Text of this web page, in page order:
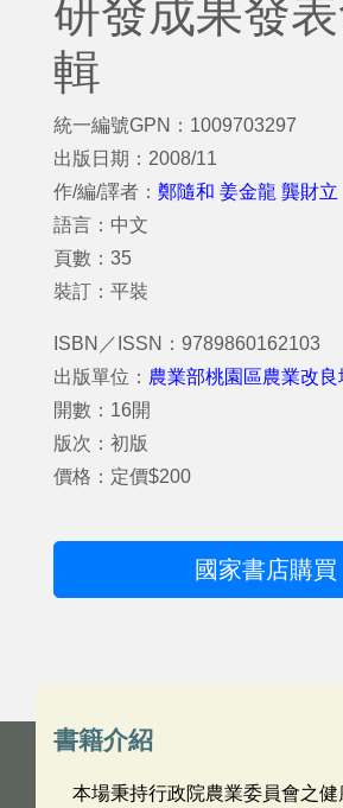
研發成果發
輯
統一編號GPN：1009703297
出版日期：2008/11
作/編/譯者： 鄭隨和 姜金龍 龔財立
語言：中文
頁數：35
裝訂：平裝
ISBN／ISSN：9789860162103
出版單位： 農業部桃園區農業改良
開數：16開
版次：初版
價格：定價$200
國家書店購買
書籍介紹
本場秉持行政院農業委員會之健